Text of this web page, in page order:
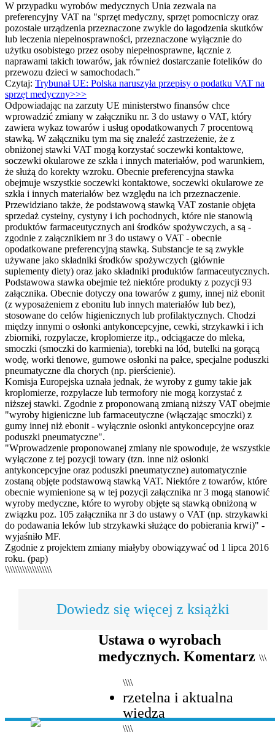
W przypadku wyrobów medycznych Unia zezwala na
preferencyjny VAT na "sprzęt medyczny, sprzęt pomocniczy oraz
pozostałe urządzenia przeznaczone zwykle do łagodzenia skutków
lub leczenia niepełnosprawności, przeznaczone wyłącznie do
użytku osobistego przez osoby niepełnosprawne, łącznie z
naprawami takich towarów, jak również dostarczanie fotelików do
przewozu dzieci w samochodach.”
Czytaj: Trybunał UE: Polska naruszyła przepisy o podatku VAT na
sprzęt medyczny>>>
Odpowiadając na zarzuty UE ministerstwo finansów chce
wprowadzić zmiany w załączniku nr. 3 do ustawy o VAT, który
zawiera wykaz towarów i usług opodatkowanych 7 procentową
stawką. W załączniku tym ma się znaleźć zastrzeżenie, że z
obniżonej stawki VAT mogą korzystać soczewki kontaktowe,
soczewki okularowe ze szkła i innych materiałów, pod warunkiem,
że służą do korekty wzroku. Obecnie preferencyjna stawka
obejmuje wszystkie soczewki kontaktowe, soczewki okularowe ze
szkła i innych materiałów bez względu na ich przeznaczenie.
Przewidziano także, że podstawową stawką VAT zostanie objęta
sprzedaż cysteiny, cystyny i ich pochodnych, które nie stanowią
produktów farmaceutycznych ani środków spożywczych, a są -
zgodnie z załącznikiem nr 3 do ustawy o VAT - obecnie
opodatkowane preferencyjną stawką. Substancje te są zwykle
używane jako składniki środków spożywczych (głównie
suplementy diety) oraz jako składniki produktów farmaceutycznych.
Podstawowa stawka obejmie też niektóre produkty z pozycji 93
załącznika. Obecnie dotyczy ona towarów z gumy, innej niż ebonit
(z wyposażeniem z ebonitu lub innych materiałów lub bez),
stosowane do celów higienicznych lub profilaktycznych. Chodzi
między innymi o osłonki antykoncepcyjne, cewki, strzykawki i ich
zbiorniki, rozpylacze, kroplomierze itp., odciągacze do mleka,
smoczki (smoczki do karmienia), torebki na lód, butelki na gorącą
wodę, worki tlenowe, gumowe osłonki na pałce, specjalne poduszki
pneumatyczne dla chorych (np. pierścienie).
Komisja Europejska uznała jednak, że wyroby z gumy takie jak
kroplomierze, rozpylacze lub termofory nie mogą korzystać z
niższej stawki. Zgodnie z proponowaną zmianą niższy VAT obejmie
"wyroby higieniczne lub farmaceutyczne (włączając smoczki) z
gumy innej niż ebonit - wyłącznie osłonki antykoncepcyjne oraz
poduszki pneumatyczne".
"Wprowadzenie proponowanej zmiany nie spowoduje, że wszystkie
wyłączone z tej pozycji towary (tzn. inne niż osłonki
antykoncepcyjne oraz poduszki pneumatyczne) automatycznie
zostaną objęte podstawową stawką VAT. Niektóre z towarów, które
obecnie wymienione są w tej pozycji załącznika nr 3 mogą stanowić
wyroby medyczne, które to wyroby objęte są stawką obniżoną w
związku poz. 105 załącznika nr 3 do ustawy o VAT (np. strzykawki
do podawania leków lub strzykawki służące do pobierania krwi)" -
wyjaśniło MF.
Zgodnie z projektem zmiany miałyby obowiązywać od 1 lipca 2016
roku. (pap)
\\\\\\\\\\\\\\\\\\\
Dowiedz się więcej z książki
Ustawa o wyrobach
medycznych. Komentarz \\\
\\\\
rzetelna i aktualna
wiedza
\\\\